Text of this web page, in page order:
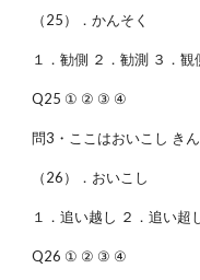
（25）．かんそく
１．勧側 ２．勧測 ３．観
Q25 ① ② ③ ④
問3・ここはおいこし き
（26）．おいこし
１．追い越し ２．追い超
Q26 ① ② ③ ④